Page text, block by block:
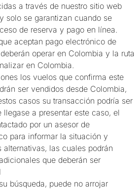
a través de nuestro sitio web
solo se garantizan cuando se
de reserva y pago en línea.
aceptan pago electrónico de
operar en Colombia y la ruta
en Colombia.
los vuelos que confirma este
ser vendidos desde Colombia,
casos su transacción podría ser
llegase a presentar este caso, el
por un asesor de
para informar la situación y
las cuales podrán
que deberán ser
búsqueda, puede no arrojar